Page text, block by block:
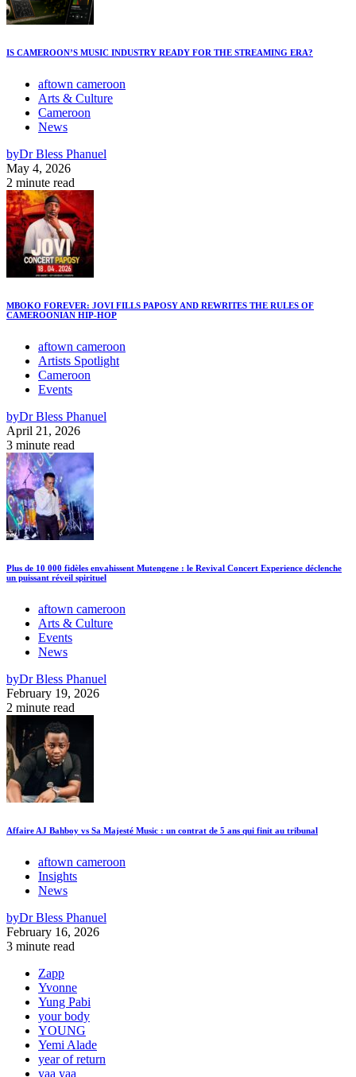
IS CAMEROON’S MUSIC INDUSTRY READY FOR THE STREAMING ERA?
aftown cameroon
Arts & Culture
Cameroon
News
byDr Bless Phanuel
May 4, 2026
2 minute read
MBOKO FOREVER: JOVI FILLS PAPOSY AND REWRITES THE RULES OF
CAMEROONIAN HIP-HOP
aftown cameroon
Artists Spotlight
Cameroon
Events
byDr Bless Phanuel
April 21, 2026
3 minute read
Plus de 10 000 fidèles envahissent Mutengene : le Revival Concert Experience déclenche
un puissant réveil spirituel
aftown cameroon
Arts & Culture
Events
News
byDr Bless Phanuel
February 19, 2026
2 minute read
Affaire AJ Bahboy vs Sa Majesté Music : un contrat de 5 ans qui finit au tribunal
aftown cameroon
Insights
News
byDr Bless Phanuel
February 16, 2026
3 minute read
Zapp
Yvonne
Yung Pabi
your body
YOUNG
Yemi Alade
year of return
yaa yaa